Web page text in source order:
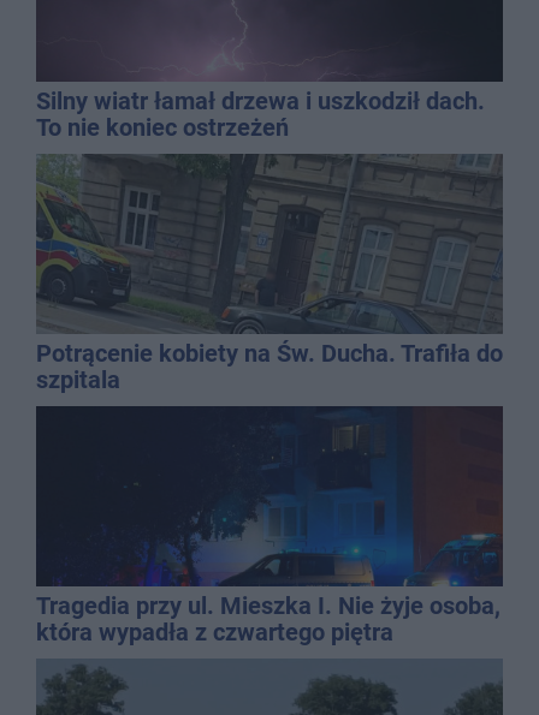
Silny wiatr łamał drzewa i uszkodził dach.
To nie koniec ostrzeżeń
Potrącenie kobiety na Św. Ducha. Trafiła do
szpitala
Tragedia przy ul. Mieszka I. Nie żyje osoba,
która wypadła z czwartego piętra